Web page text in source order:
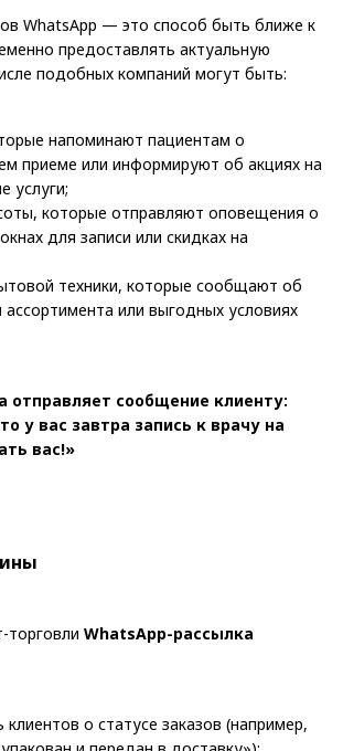
WhatsApp — это способ быть ближе к
предоставлять актуальную
подобных компаний могут быть:
напоминают пациентам о
приеме или информируют об акциях на
услуги;
которые отправляют оповещения о
для записи или скидках на
техники, которые сообщают об
или выгодных условиях
отправляет сообщение клиенту:
у вас завтра запись к врачу на
вас!»
торговли WhatsApp-рассылка
о статусе заказов (например,